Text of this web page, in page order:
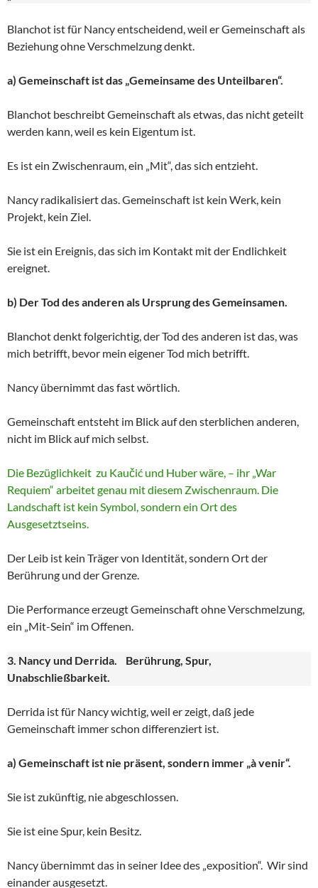
Blanchot ist für Nancy entscheidend, weil er Gemeinschaft als
Beziehung ohne Verschmelzung denkt.
a) Gemeinschaft ist das „Gemeinsame des Unteilbaren“.
Blanchot beschreibt Gemeinschaft als etwas, das nicht geteilt
werden kann, weil es kein Eigentum ist.
Es ist ein Zwischenraum, ein „Mit“, das sich entzieht.
Nancy radikalisiert das. Gemeinschaft ist kein Werk, kein
Projekt, kein Ziel.
Sie ist ein Ereignis, das sich im Kontakt mit der Endlichkeit
ereignet.
b) Der Tod des anderen als Ursprung des Gemeinsamen.
Blanchot denkt folgerichtig, der Tod des anderen ist das, was
mich betrifft, bevor mein eigener Tod mich betrifft.
Nancy übernimmt das fast wörtlich.
Gemeinschaft entsteht im Blick auf den sterblichen anderen,
nicht im Blick auf mich selbst.
Die Bezüglichkeit zu Kaučić und Huber wäre, – ihr „War
Requiem“ arbeitet genau mit diesem Zwischenraum. Die
Landschaft ist kein Symbol, sondern ein Ort des
Ausgesetztseins.
Der Leib ist kein Träger von Identität, sondern Ort der
Berührung und der Grenze.
Die Performance erzeugt Gemeinschaft ohne Verschmelzung,
ein „Mit-Sein“ im Offenen.
3. Nancy und Derrida. Berührung, Spur,
Unabschließbarkeit.
Derrida ist für Nancy wichtig, weil er zeigt, daß jede
Gemeinschaft immer schon differenziert ist.
a) Gemeinschaft ist nie präsent, sondern immer „à venir“.
Sie ist zukünftig, nie abgeschlossen.
Sie ist eine Spur, kein Besitz.
Nancy übernimmt das in seiner Idee des „exposition“. Wir sind
einander ausgesetzt.